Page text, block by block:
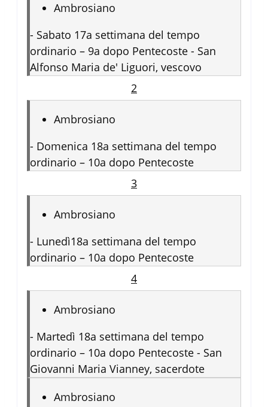
Ambrosiano
- Sabato 17a settimana del tempo
ordinario – 9a dopo Pentecoste - San
Alfonso Maria de' Liguori, vescovo
2
Ambrosiano
- Domenica 18a settimana del tempo
ordinario – 10a dopo Pentecoste
3
Ambrosiano
- Lunedì18a settimana del tempo
ordinario – 10a dopo Pentecoste
4
Ambrosiano
- Martedì 18a settimana del tempo
ordinario – 10a dopo Pentecoste - San
Giovanni Maria Vianney, sacerdote
Ambrosiano